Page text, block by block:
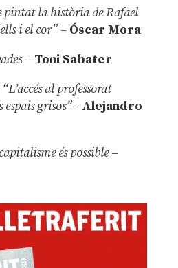
pintat la història de Rafael
i el cor” –Óscar Mora
– Toni Sabater
al professorat
grisos”– Alejandro
és possible –